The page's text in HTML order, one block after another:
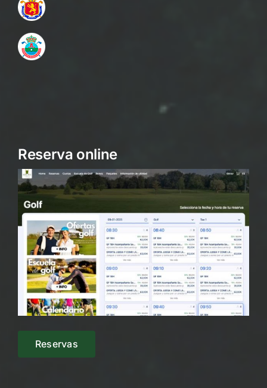
Reserva online
Reservas